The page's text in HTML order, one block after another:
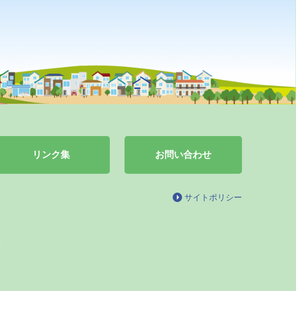
リンク集 お問い合わせ
サイトポリシー